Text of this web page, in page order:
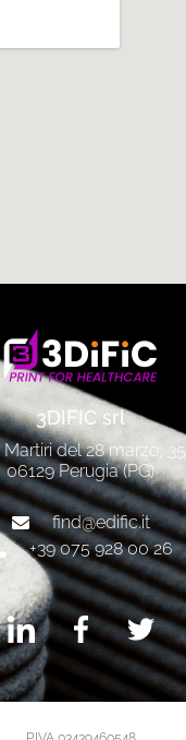
3DIFIC srl
Martiri del 28 marzo, 35
06129 Perugia (PG)
find@edific.it
+39 075 928 00 26